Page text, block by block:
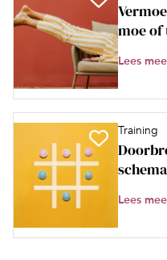
moe of
Lees
Training
Lees